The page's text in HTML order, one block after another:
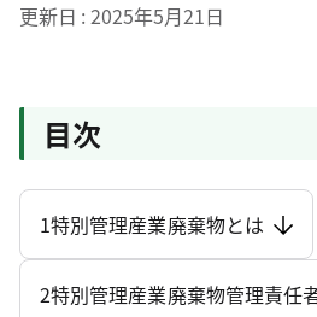
更新日 2025年5月21日
目次
1特別管理産業廃棄物とは
2特別管理産業廃棄物管理責任